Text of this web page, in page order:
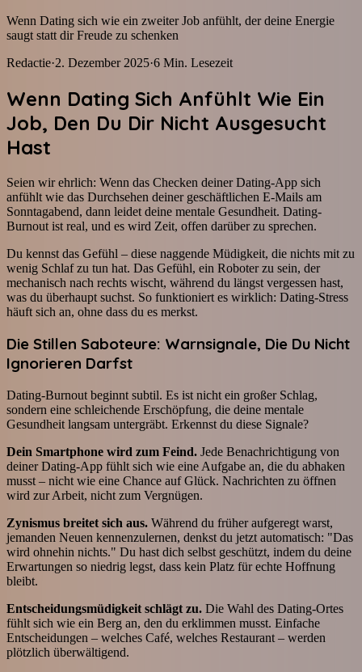
Wenn Dating sich wie ein zweiter Job anfühlt, der deine Energie
saugt statt dir Freude zu schenken
Redactie·2. Dezember 2025·6 Min. Lesezeit
Wenn Dating Sich Anfühlt Wie Ein
Job, Den Du Dir Nicht Ausgesucht
Hast
Seien wir ehrlich: Wenn das Checken deiner Dating-App sich
anfühlt wie das Durchsehen deiner geschäftlichen E-Mails am
Sonntagabend, dann leidet deine mentale Gesundheit. Dating-
Burnout ist real, und es wird Zeit, offen darüber zu sprechen.
Du kennst das Gefühl – diese naggende Müdigkeit, die nichts mit zu
wenig Schlaf zu tun hat. Das Gefühl, ein Roboter zu sein, der
mechanisch nach rechts wischt, während du längst vergessen hast,
was du überhaupt suchst. So funktioniert es wirklich: Dating-Stress
häuft sich an, ohne dass du es merkst.
Die Stillen Saboteure: Warnsignale, Die Du Nicht
Ignorieren Darfst
Dating-Burnout beginnt subtil. Es ist nicht ein großer Schlag,
sondern eine schleichende Erschöpfung, die deine mentale
Gesundheit langsam untergräbt. Erkennst du diese Signale?
Dein Smartphone wird zum Feind. Jede Benachrichtigung von
deiner Dating-App fühlt sich wie eine Aufgabe an, die du abhaken
musst – nicht wie eine Chance auf Glück. Nachrichten zu öffnen
wird zur Arbeit, nicht zum Vergnügen.
Zynismus breitet sich aus. Während du früher aufgeregt warst,
jemanden Neuen kennenzulernen, denkst du jetzt automatisch: "Das
wird ohnehin nichts." Du hast dich selbst geschützt, indem du deine
Erwartungen so niedrig legst, dass kein Platz für echte Hoffnung
bleibt.
Entscheidungsmüdigkeit schlägt zu. Die Wahl des Dating-Ortes
fühlt sich wie ein Berg an, den du erklimmen musst. Einfache
Entscheidungen – welches Café, welches Restaurant – werden
plötzlich überwältigend.